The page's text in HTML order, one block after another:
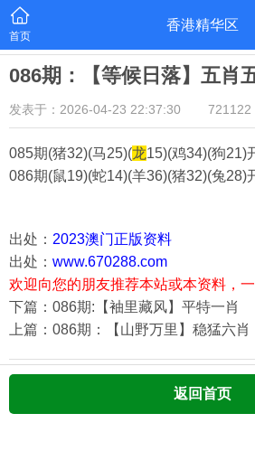
首页
香港精华区
086期：【等候日落】五肖
发表于：2026-04-23 22:37:30 721122
085期(猪32)(马25)(龙15)(鸡34)(狗21)
086期(鼠19)(蛇14)(羊36)(猪32)(兔28)
出处： 2023澳门正版资料
出处： www.670288.com
欢迎向您的朋友推荐本站或本资料，一
下篇：086期:【袖里藏风】平特一肖
上篇：086期：【山野万里】稳猛六肖
返回首页